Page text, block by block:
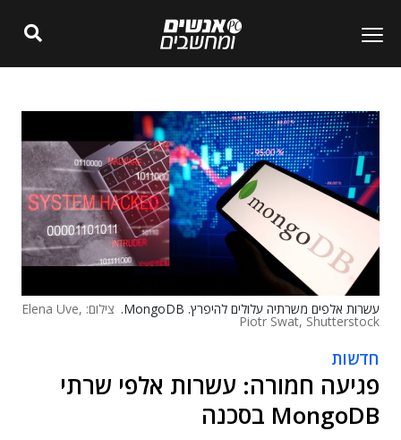
עשרות אלפים משרתיה עלולים להיפרץ. MongoDB. צילום: Elena Uve,
Piotr Swat, Shutterstock
חדשות
פגיעה חמורה: עשרות אלפי שרתי
MongoDB בסכנה